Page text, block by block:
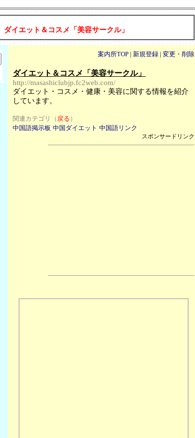
ダイエット＆コスメ「美容サークル」
案内所TOP | 新規登録 | 変更・削除
ダイエット＆コスメ「美容サークル」
http://masashiclubjp.fc2web.com/
ダイエット・コスメ・健康・美容に関する情報を紹介
しています。
関連カテゴリ（ 戻る ）
中国語掲示板 中国ダイエット 中国語リンク
スポンサードリンク